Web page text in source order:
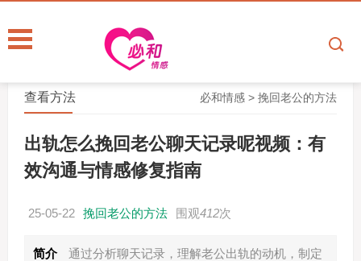
必和情感 >挽回老公的方法
查看方法
出轨怎么挽回老公聊天记录呢视频：有
效沟通与情感修复指南
25-05-22 挽回老公的方法 围观412次
简介
通过分析聊天记录，理解老公出轨的动机，制定